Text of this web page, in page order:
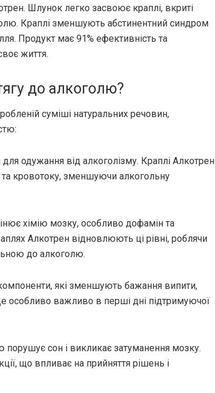
Шлунок легко засвоює краплі, вкриті
Краплі зменшують абстинентний синдром
Продукт має 91% ефективність та
життя.
до алкоголю?
суміші натуральних речовин,
одужання від алкоголізму. Краплі Алкотрен
та кровотоку, зменшуючи алкогольну
хімію мозку, особливо дофамін та
Алкотрен відновлюють ці рівні, роблячи
до алкоголю.
які зменшують бажання випити,
особливо важливо в перші дні підтримуючої
сон і викликає затуманення мозку.
що впливає на прийняття рішень і